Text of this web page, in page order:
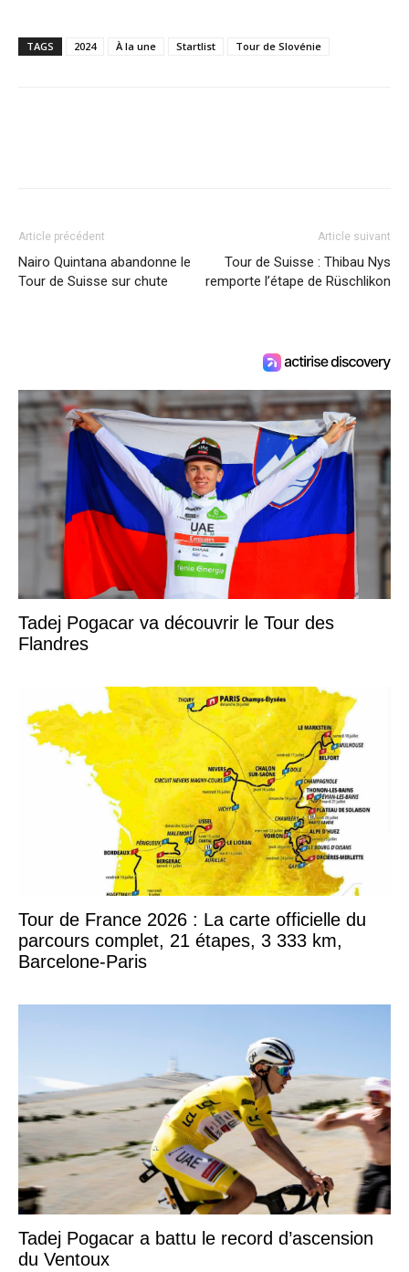
TAGS 2024 À la une Startlist Tour de Slovénie
Article précédent
Nairo Quintana abandonne le
Tour de Suisse sur chute
Article suivant
Tour de Suisse : Thibau Nys
remporte l’étape de Rüschlikon
Tadej Pogacar va découvrir le Tour des
Flandres
Tour de France 2026 : La carte officielle du
parcours complet, 21 étapes, 3 333 km,
Barcelone-Paris
Tadej Pogacar a battu le record d’ascension
du Ventoux